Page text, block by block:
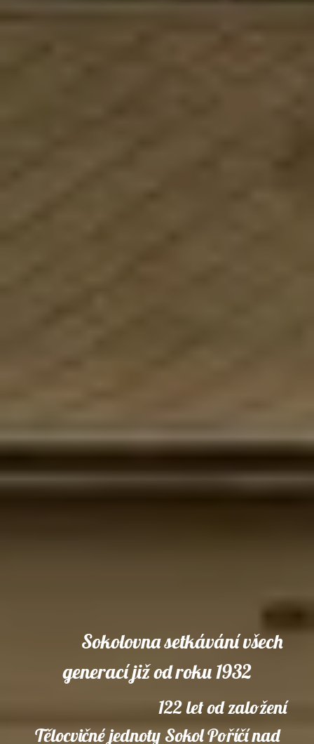
Sokolovna setkávání všech
generací již od roku 1932
122 let od založení
Tělocvičné jednoty Sokol Poříčí nad